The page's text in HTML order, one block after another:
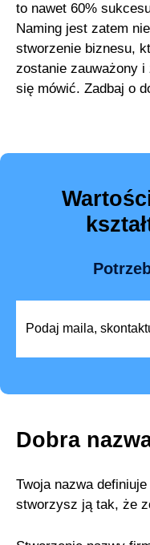
to nawet 60%
Naming jest zatem
stworzenie biznesu,
zostanie zauważony
się mówić. Zadbaj o
Dobra
Twoja nazwa
stworzysz ją tak, że